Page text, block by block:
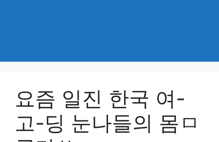
요즘 일진 한국 여-
고-딩 눈나들의 몸ㅁ